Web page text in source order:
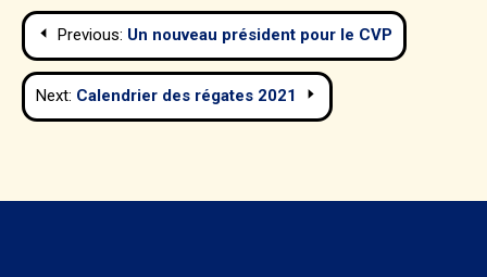
Navigation
de
l’article
Previous: Un nouveau président pour le CVP
Next: Calendrier des régates 2021